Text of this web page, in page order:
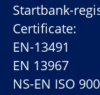
Startbank-
Certificate:
EN-13491
EN 13967
NS-EN ISO